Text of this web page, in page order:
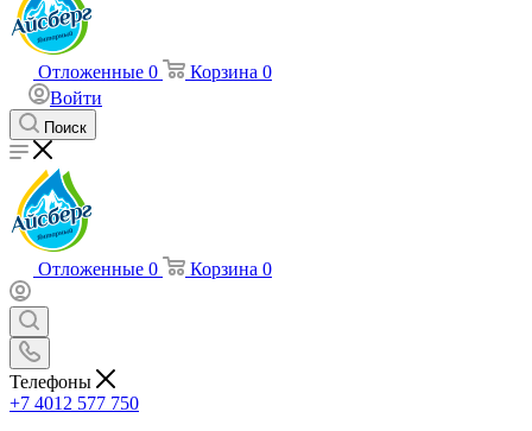
Отложенные 0 Корзина 0
Войти
Поиск
Отложенные 0 Корзина 0
Телефоны
+7 4012 577 750